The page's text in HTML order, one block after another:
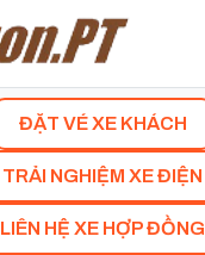
ĐẶT VÉ XE KHÁCH
TRẢI NGHIỆM XE ĐIỆN
LIÊN HỆ XE HỢP ĐỒNG